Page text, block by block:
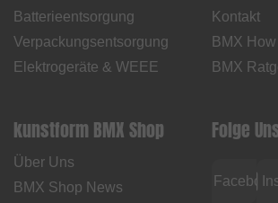
Batterieentsorgung
Verpackungsentsorgung
Elektrogeräte & WEEE
Kontakt
BMX How
BMX
kunstform BMX Shop
Über Uns
BMX Shop News
Folge
Facebook